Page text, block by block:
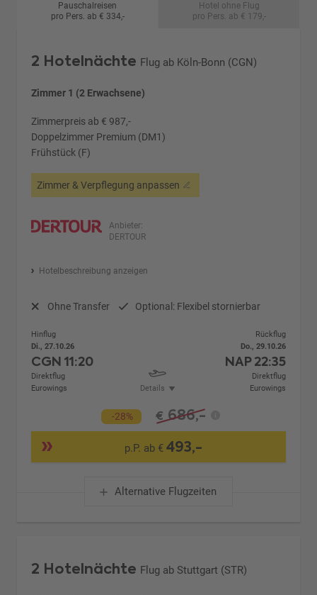
Pauschalreisen
pro Pers. ab € 334,-
Hotel ohne Flug
pro Pers. ab € 179,-
2 Hotelnächte Flug ab Köln-Bonn (CGN)
Zimmer 1 (2 Erwachsene)
Zimmerpreis ab € 987,-
Doppelzimmer Premium (DM1)
Frühstück (F)
Zimmer & Verpflegung anpassen
Anbieter:
DERTOUR
Hotelbeschreibung anzeigen
Ohne Transfer Optional: Flexibel stornierbar
Hinflug
Di., 27.10.26
CGN11:20
Direktflug
Eurowings
Details
Rückflug
Do., 29.10.26
NAP22:35
Direktflug
Eurowings
-28% € 686,-
p.P. ab €493,-
Alternative Flugzeiten
2 Hotelnächte Flug ab Stuttgart (STR)